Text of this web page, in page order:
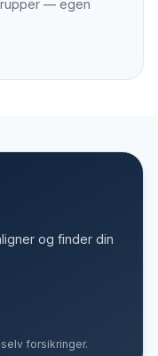
— egen
og finder din
forsikringer.